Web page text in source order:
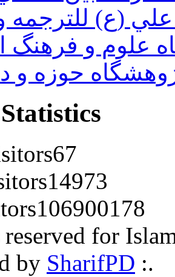
(ع) للترجمه
علوم و فرهنگ
حوزه و
67
14973
106900178
for
by SharifPD :.